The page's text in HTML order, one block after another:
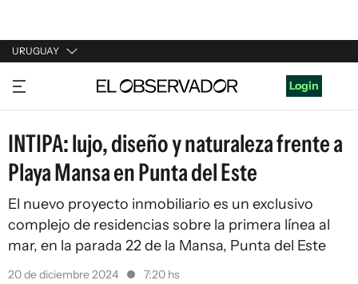
URUGUAY
URUGUAY
ARGENTINA
ESPAÑA
ESTADOS UNIDOS
Login
INTIPA: lujo, diseño y naturaleza frente a
Playa Mansa en Punta del Este
El nuevo proyecto inmobiliario es un exclusivo
complejo de residencias sobre la primera línea al
mar, en la parada 22 de la Mansa, Punta del Este
20 de diciembre 2024 7:20 hs